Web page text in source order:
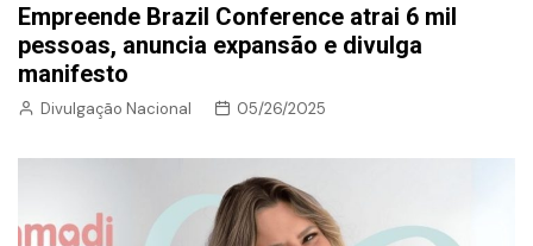
Empreende Brazil Conference atrai 6 mil
pessoas, anuncia expansão e divulga
manifesto
Divulgação Nacional 05/26/2025